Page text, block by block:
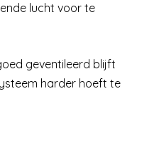
lucht voor te
geventileerd blijft
harder hoeft te